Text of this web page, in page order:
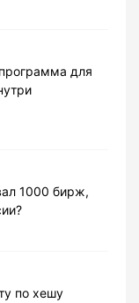
для
1000 бирж,
по хешу